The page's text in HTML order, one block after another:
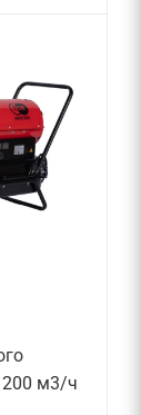
м3/ч